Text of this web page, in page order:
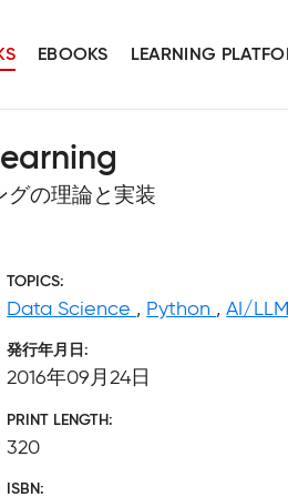
EBOOKS LEARNING
の理論と実装
TOPICS
Data Science , Python ,AI/LLM
発行年月日
2016年09月24日
PRINT LENGTH
320
ISBN